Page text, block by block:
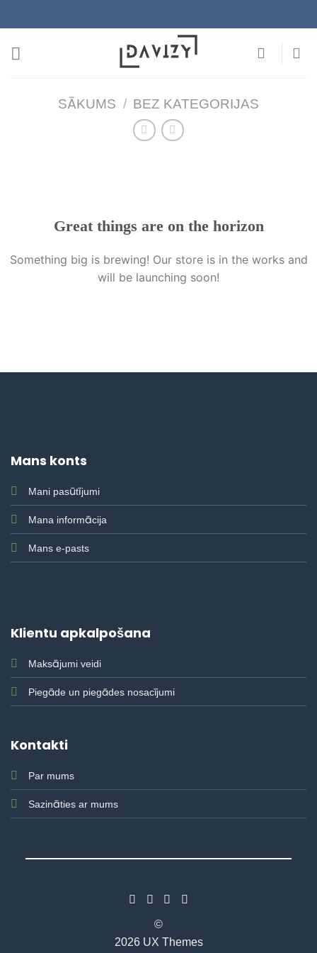
to
SĀKUMS / BEZ KATEGORIJAS
Great things are on the horizon
Something big is brewing! Our store is in the works and
will be launching soon!
Mans konts
Mani pasūtījumi
Mana informācija
Mans e-pasts
Klientu apkalpošana
Maksājumi veidi
Piegāde un piegādes nosacījumi
Kontakti
Par mums
Sazināties ar mums
©
2026 UX Themes